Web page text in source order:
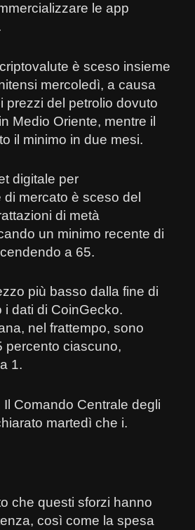
le app
è sceso insieme
mercoledì, a causa
prezzi del petrolio dovuto
Medio Oriente, mentre il
il minimo in due mesi.
digitale per
mercato è sceso del
di metà
un minimo recente di
a 65.
più basso dalla fine di
i dati di CoinGecko.
nel frattempo, sono
percento ciascuno,
1.
Comando Centrale degli
martedì che i.
che questi sforzi hanno
così come la spesa